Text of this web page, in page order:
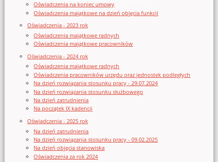
Oświadczenia na koniec umowy
Oświadczenia majątkowe na dzień objęcia funkcji
Oświadczenia - 2023 rok
Oświadczenia majątkowe radnych
Oświadczenia majątkowe pracowników
Oświadczenia - 2024 rok
Oświadczenia majątkowe radnych
Oświadczenia pracowników urzędu oraz jednostek podległych
Na dzień rozwiązania stosunku pracy - 29.07.2024
Na dzień rozwiązania stosunku służbowego
Na dzień zatrudnienia
Na początek IX kadencji
Oświadczenia - 2025 rok
Na dzień zatrudnienia
Na dzień rozwiązania stosunku pracy - 09.02.2025
Na dzień objęcia stanowiska
Oświadczenia za rok 2024